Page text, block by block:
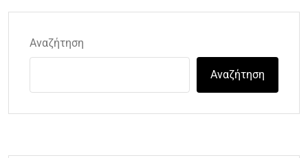
Αναζήτηση
Αναζήτηση